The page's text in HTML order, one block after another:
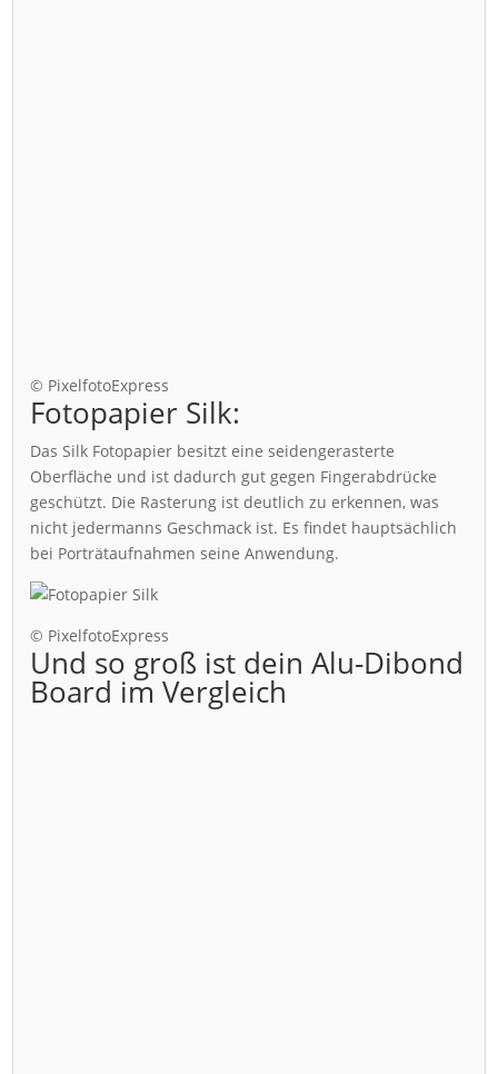
© PixelfotoExpress
Fotopapier Silk:
Das Silk Fotopapier besitzt eine seidengerasterte
Oberfläche und ist dadurch gut gegen Fingerabdrücke
geschützt. Die Rasterung ist deutlich zu erkennen, was
nicht jedermanns Geschmack ist. Es findet hauptsächlich
bei Porträtaufnahmen seine Anwendung.
© PixelfotoExpress
Und so groß ist dein Alu-Dibond
Board im Vergleich